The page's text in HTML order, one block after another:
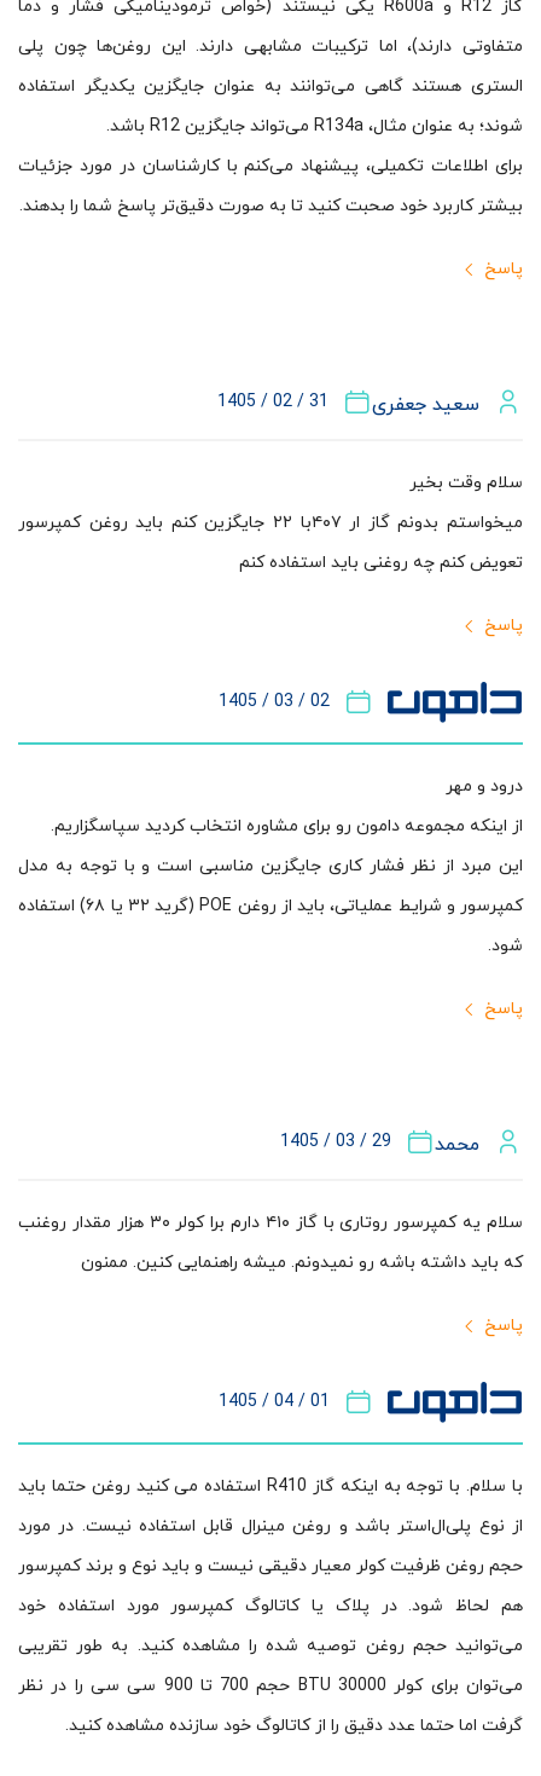
پاسخ
گاز R12 و R600a یکی نیستند (خواص ترمودینامیکی فشار و دما
متفاوتی دارند)، اما ترکیبات مشابهی دارند. این روغن‌ها چون پلی
الستری هستند گاهی می‌توانند به عنوان جایگزین یکدیگر استفاده
شوند؛ به عنوان مثال، R134a می‌تواند جایگزین R12 باشد.
برای اطلاعات تکمیلی، پیشنهاد می‌کنم با کارشناسان در مورد جزئیات
بیشتر کاربرد خود صحبت کنید تا به صورت دقیق‌تر پاسخ شما را بدهند.
سعید جعفری 31 / 02 / 1405
پاسخ
سلام وقت بخیر
میخواستم بدونم گاز ار ۴۰۷با ۲۲ جایگزین کنم باید روغن کمپرسور
تعویض کنم چه روغنی باید استفاده کنم
02 / 03 / 1405
پاسخ
درود و مهر
از اینکه مجموعه دامون رو برای مشاوره انتخاب کردید سپاسگزاریم.
این مبرد از نظر فشار کاری جایگزین مناسبی است و با توجه به مدل
کمپرسور و شرایط عملیاتی، باید از روغن POE (گرید ۳۲ یا ۶۸) استفاده
شود.
محمد 29 / 03 / 1405
پاسخ
سلام یه کمپرسور روتاری با گاز ۴۱۰ دارم برا کولر ۳۰ هزار مقدار روغنب
که باید داشته باشه رو نمیدونم. میشه راهنمایی کنین. ممنون
01 / 04 / 1405
با سلام. با توجه به اینکه گاز R410 استفاده می کنید روغن حتما باید
از نوع پلی‌ال‌استر باشد و روغن مینرال قابل استفاده نیست. در مورد
حجم روغن ظرفیت کولر معیار دقیقی نیست و باید نوع و برند کمپرسور
هم لحاظ شود. در پلاک یا کاتالوگ کمپرسور مورد استفاده خود
می‌توانید حجم روغن توصیه شده را مشاهده کنید. به طور تقریبی
می‌توان برای کولر BTU 30000 حجم 700 تا 900 سی سی را در نظر
گرفت اما حتما عدد دقیق را از کاتالوگ خود سازنده مشاهده کنید.